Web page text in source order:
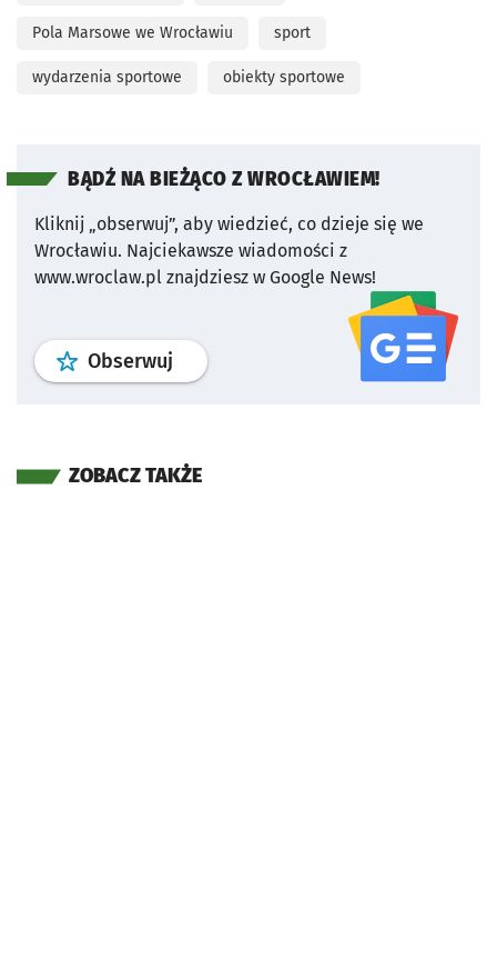
Pola Marsowe we Wrocławiu sport
wydarzenia sportowe obiekty sportowe
BĄDŹ NA BIEŻĄCO Z WROCŁAWIEM!
Kliknij „obserwuj”, aby wiedzieć, co dzieje się we
Wrocławiu. Najciekawsze wiadomości z
www.wroclaw.pl znajdziesz w Google News!
Obserwuj profil serwisu
ZOBACZ TAKŻE